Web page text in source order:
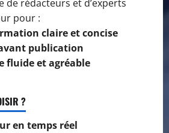
de rédacteurs et d’experts
pour :
claire et concise
publication
fluide et agréable
?
en temps réel